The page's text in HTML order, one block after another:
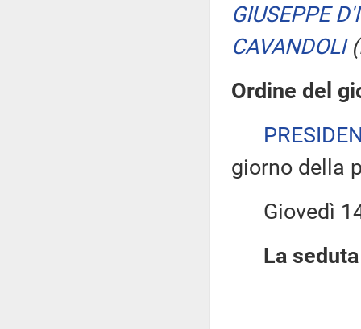
GIUSEPPE
CAVANDOLI
Ordine del
giorno della
Giovedì 14
La